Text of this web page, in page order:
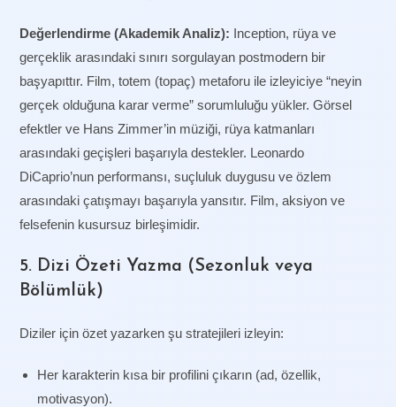
Değerlendirme (Akademik Analiz): Inception, rüya ve
gerçeklik arasındaki sınırı sorgulayan postmodern bir
başyapıttır. Film, totem (topaç) metaforu ile izleyiciye “neyin
gerçek olduğuna karar verme” sorumluluğu yükler. Görsel
efektler ve Hans Zimmer’in müziği, rüya katmanları
arasındaki geçişleri başarıyla destekler. Leonardo
DiCaprio’nun performansı, suçluluk duygusu ve özlem
arasındaki çatışmayı başarıyla yansıtır. Film, aksiyon ve
felsefenin kusursuz birleşimidir.
5. Dizi Özeti Yazma (Sezonluk veya
Bölümlük)
Diziler için özet yazarken şu stratejileri izleyin:
Her karakterin kısa bir profilini çıkarın (ad, özellik,
motivasyon).